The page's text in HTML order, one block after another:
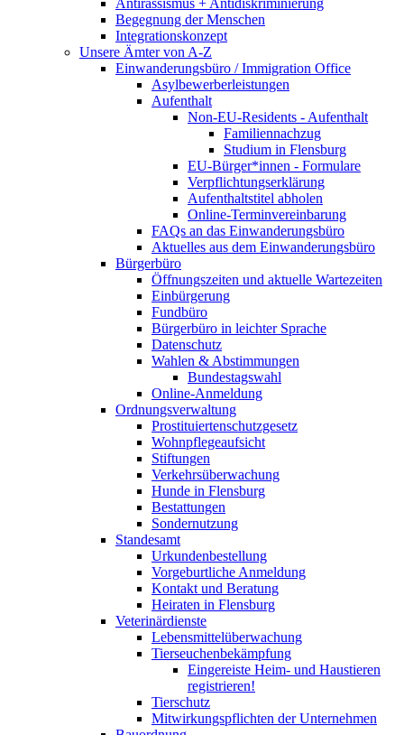
Antirassismus + Antidiskriminierung
Begegnung der Menschen
Integrationskonzept
Unsere Ämter von A-Z
Einwanderungsbüro / Immigration Office
Asylbewerberleistungen
Aufenthalt
Non-EU-Residents - Aufenthalt
Familiennachzug
Studium in Flensburg
EU-Bürger*innen - Formulare
Verpflichtungserklärung
Aufenthaltstitel abholen
Online-Terminvereinbarung
FAQs an das Einwanderungsbüro
Aktuelles aus dem Einwanderungsbüro
Bürgerbüro
Öffnungszeiten und aktuelle Wartezeiten
Einbürgerung
Fundbüro
Bürgerbüro in leichter Sprache
Datenschutz
Wahlen & Abstimmungen
Bundestagswahl
Online-Anmeldung
Ordnungsverwaltung
Prostituiertenschutzgesetz
Wohnpflegeaufsicht
Stiftungen
Verkehrsüberwachung
Hunde in Flensburg
Bestattungen
Sondernutzung
Standesamt
Urkundenbestellung
Vorgeburtliche Anmeldung
Kontakt und Beratung
Heiraten in Flensburg
Veterinärdienste
Lebensmittelüberwachung
Tierseuchenbekämpfung
Eingereiste Heim- und Haustieren
registrieren!
Tierschutz
Mitwirkungspflichten der Unternehmen